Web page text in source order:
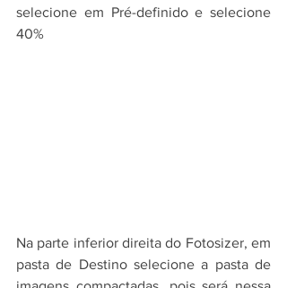
selecione em Pré-definido e selecione
40%
Na parte inferior direita do Fotosizer, em
pasta de Destino selecione a pasta de